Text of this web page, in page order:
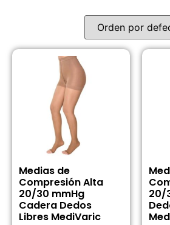
Medias de
Compresión Alta
20/30 mmHg
Cadera Dedos
Libres MediVaric
20/